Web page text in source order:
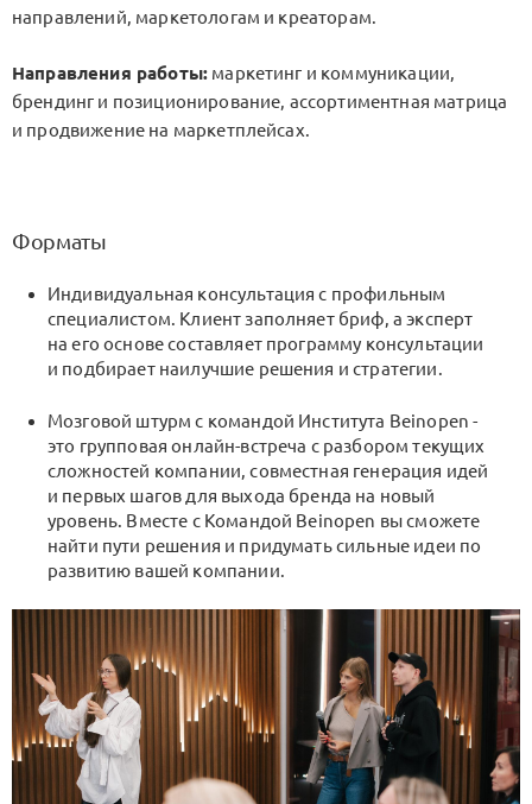
направлений, маркетологам и креаторам.
Направления работы: маркетинг и коммуникации,
брендинг и позиционирование, ассортиментная матрица
и продвижение на маркетплейсах.
Форматы
Индивидуальная консультация с профильным
специалистом. Клиент заполняет бриф, а эксперт
на его основе составляет программу консультации
и подбирает наилучшие решения и стратегии.
Мозговой штурм с командой Института Beinopen -
это групповая онлайн-встреча с разбором текущих
сложностей компании, совместная генерация идей
и первых шагов для выхода бренда на новый
уровень. Вместе с Командой Beinopen вы сможете
найти пути решения и придумать сильные идеи по
развитию вашей компании.